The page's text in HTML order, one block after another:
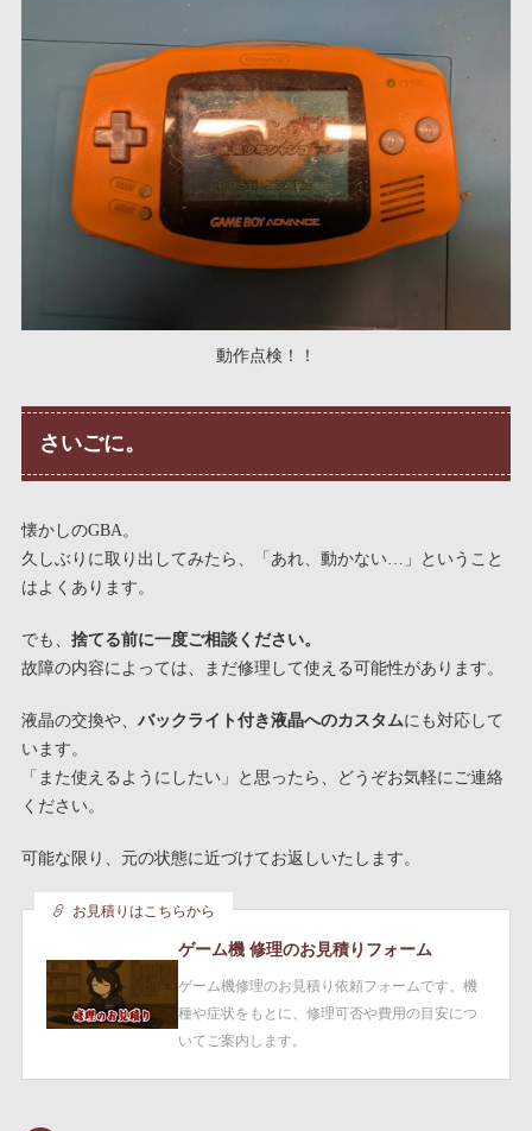
動作点検！！
さいごに。
懐かしのGBA。
久しぶりに取り出してみたら、「あれ、動かない…」ということ
はよくあります。
でも、 捨てる前に一度ご相談ください。
故障の内容によっては、まだ修理して使える可能性があります。
液晶の交換や、 バックライト付き液晶へのカスタムにも対応して
います。
「また使えるようにしたい」と思ったら、どうぞお気軽にご連絡
ください。
可能な限り、元の状態に近づけてお返しいたします。
お見積りはこちらから
ゲーム機 修理のお見積りフォーム
ゲーム機修理のお見積り依頼フォームです。機
種や症状をもとに、修理可否や費用の目安につ
いてご案内します。